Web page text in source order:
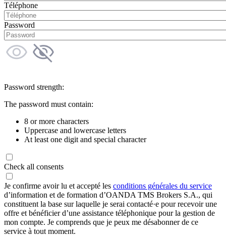
Téléphone
Password
Password strength:
The password must contain:
8 or more characters
Uppercase and lowercase letters
At least one digit and special character
Check all consents
Je confirme avoir lu et accepté les conditions générales du service
d’information et de formation d’OANDA TMS Brokers S.A., qui
constituent la base sur laquelle je serai contacté·e pour recevoir une
offre et bénéficier d’une assistance téléphonique pour la gestion de
mon compte. Je comprends que je peux me désabonner de ce
service à tout moment.